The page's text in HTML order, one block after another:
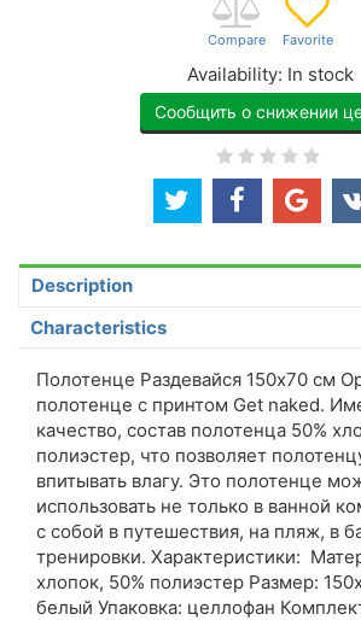
Availability: In stock
Сообщить о снижении
Description
Characteristics
Полотенце Раздевайся 150х70 см
полотенце с принтом Get naked.
качество, состав полотенца 50%
полиэстер, что позволяет
впитывать влагу. Это полотенце
использовать не только в ванной
с собой в путешествия, на пляж, в
тренировки. Характеристики:
хлопок, 50% полиэстер Размер:
белый Упаковка: целлофан